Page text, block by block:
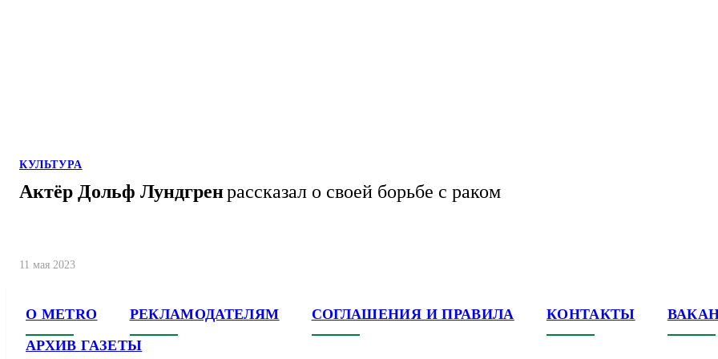
КУЛЬТУРА
Актёр Дольф Лундгренрассказал о своей борьбе с раком
11 мая 2023
О METRO РЕКЛАМОДАТЕЛЯМ СОГЛАШЕНИЯ И ПРАВИЛА КОНТАКТЫ
АРХИВ ГАЗЕТЫ